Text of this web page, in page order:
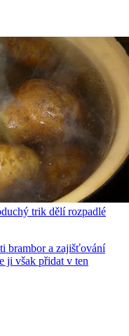
trik dělí rozpadlé
brambor a zajišťování
ji však přidat v ten